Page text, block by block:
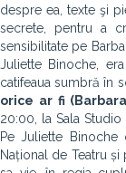
despre ea, texte şi
secrete, pentru a
sensibilitate pe
Juliette Binoche,
catifeaua sumbră în
orice ar fi
20:00, la Sala Studio
Pe Juliette
Național de Teatru